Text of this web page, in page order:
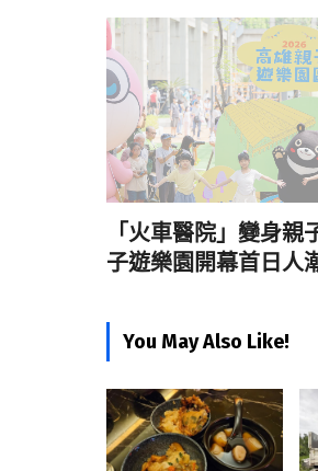
「火車醫院」變身親
子遊樂園開幕首日人
You May Also Like!